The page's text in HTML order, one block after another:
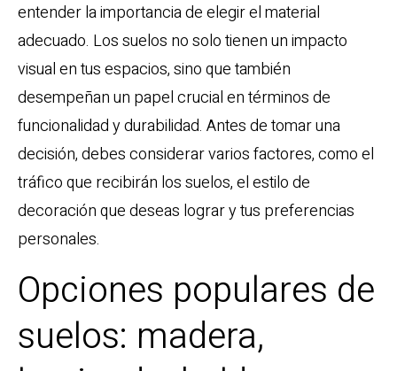
entender la importancia de elegir el material
adecuado. Los suelos no solo tienen un impacto
visual en tus espacios, sino que también
desempeñan un papel crucial en términos de
funcionalidad y durabilidad. Antes de tomar una
decisión, debes considerar varios factores, como el
tráfico que recibirán los suelos, el estilo de
decoración que deseas lograr y tus preferencias
personales.
Opciones populares de
suelos: madera,